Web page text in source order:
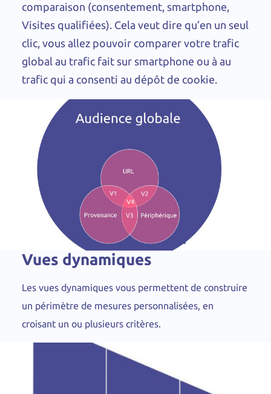
comparaison (consentement, smartphone,
Visites qualifiées). Cela veut dire qu’en un seul
clic, vous allez pouvoir comparer votre trafic
global au trafic fait sur smartphone ou à au
trafic qui a consenti au dépôt de cookie.
Vues dynamiques
Les vues dynamiques vous permettent de construire
un périmètre de mesures personnalisées, en
croisant un ou plusieurs critères.